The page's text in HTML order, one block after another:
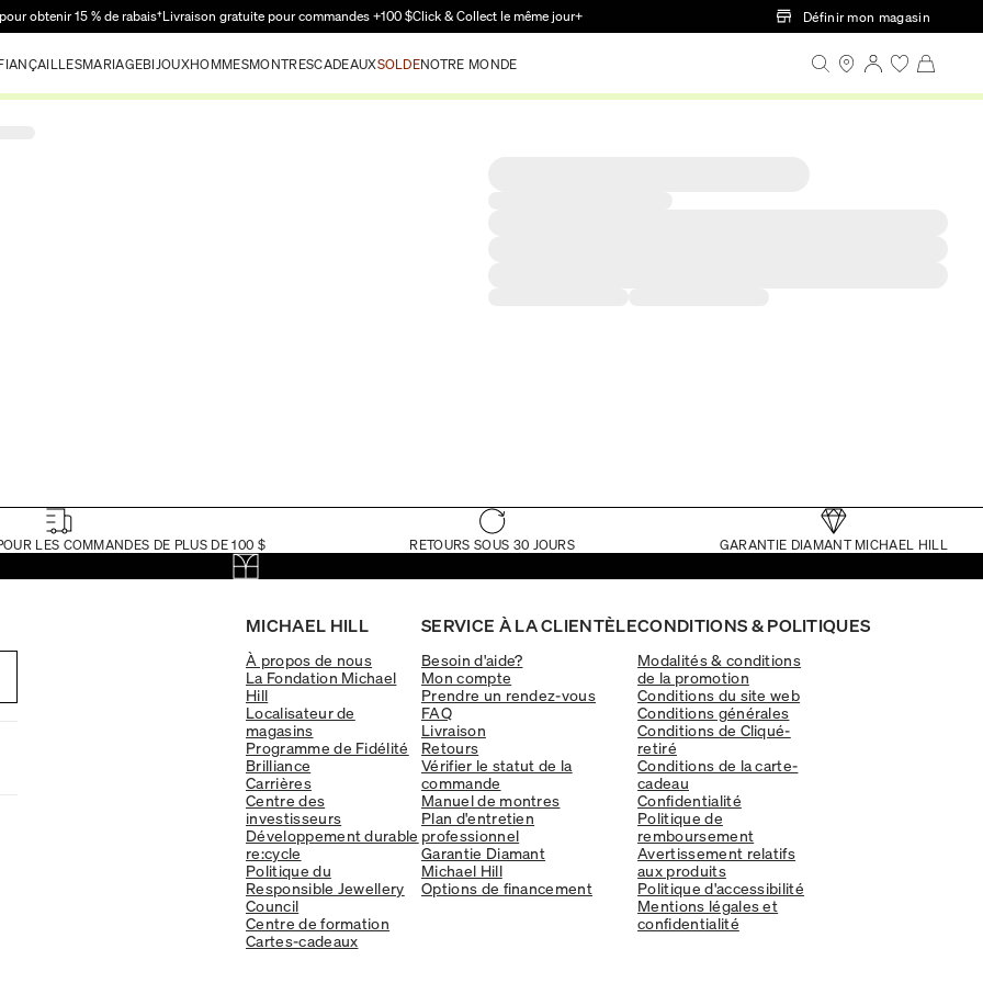
Passer au contenu principal
obtenir 15 % de rabais†Livraison gratuite pour commandes +100 $Click & Collect le même jour+ Définir mon magasin
MARIAGEBIJOUXHOMMESMONTRESCADEAUXSOLDENOTRE MONDE
LES COMMANDES DE PLUS DE 100 $ RETOURS SOUS 30 JOURS GARANTIE DIAMANT MICHAEL HILL
MICHAEL HILL
À propos de nous
La Fondation Michael
Hill
Localisateur de
magasins
Programme de Fidélité
Brilliance
Carrières
Centre des
investisseurs
Développement durable
re:cycle
Politique du
Responsible Jewellery
Council
Centre de formation
Cartes-cadeaux
SERVICE À LA CLIENTÈLE
Besoin d'aide?
Mon compte
Prendre un rendez-vous
FAQ
Livraison
Retours
Vérifier le statut de la
commande
Manuel de montres
Plan d'entretien
professionnel
Garantie Diamant
Michael Hill
Options de financement
CONDITIONS & POLITIQUES
Modalités & conditions
de la promotion
Conditions du site web
Conditions générales
Conditions de Cliqué-
retiré
Conditions de la carte-
cadeau
Confidentialité
Politique de
remboursement
Avertissement relatifs
aux produits
Politique d'accessibilité
Mentions légales et
confidentialité